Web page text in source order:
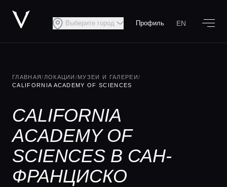
Выберите город Профиль EN
ГЛАВНАЯ/ ЛОКАЦИИ /МУЗЕИ И ГАЛЕРЕИ/
CALIFORNIA ACADEMY OF SCIENCES
CALIFORNIA
ACADEMY OF
SCIENCES В САН-
ФРАНЦИСКО